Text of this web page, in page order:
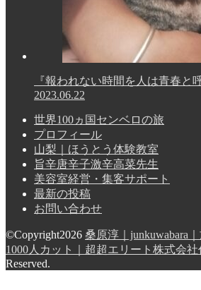
『報われない時間を人は青春と
2023.06.22
世界100ヵ国センベロの旅
プロフィール
山梨｜ほうとう体験教室
旨辛唐辛子激辛高菜先生
美容室経営・集客サポート
最新の投稿
お問い合わせ
©Copyright2026 桑原淳｜junkuwabara
1000人カット｜超超エリート株式会社
Reserved.